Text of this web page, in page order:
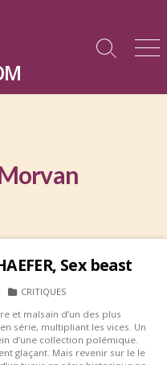
Search
Sex beast
CATEGORIES
CRITIQUES
et malsain d’un des plus
série, multipliant les vices. Un
d’une collection polémique.
glaçant. Mais revenir sur le le